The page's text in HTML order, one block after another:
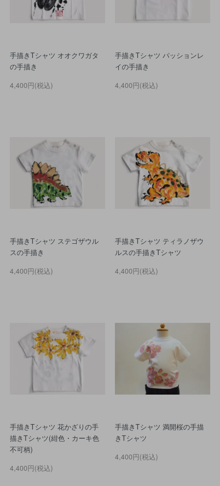
手描きTシャツ オオクワガタ
の手描き
4,400円(税込)
手描きTシャツ パッションレ
イの手描き
4,400円(税込)
手描きTシャツ ステゴザウル
スの手描き
4,400円(税込)
手描きTシャツ ティラノザウ
ルスの手描きTシャツ
4,400円(税込)
手描きTシャツ 花かざりの手
描きTシャツ(紺色・カーキ色
不可柄)
4,400円(税込)
手描きTシャツ 満開桜の手描
きTシャツ
4,400円(税込)